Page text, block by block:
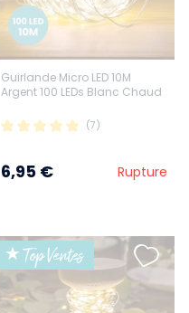
Guirlande Micro LED 10M
Argent 100 LEDs Blanc Chaud
(7)
6,95 € Rupture
★ Top Ventes